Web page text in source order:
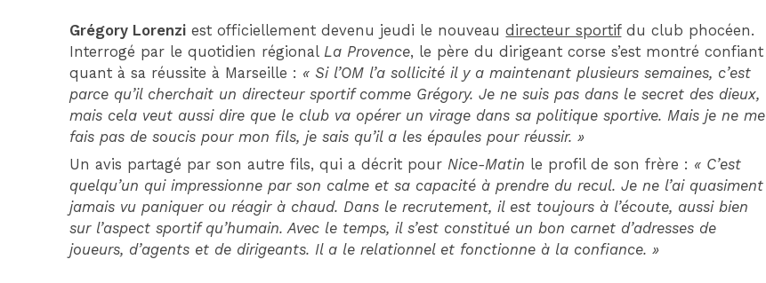
Grégory Lorenzi est officiellement devenu jeudi le nouveaudirecteur sportifdu club phocéen.
Interrogé par le quotidien régional La Provence, le père du dirigeant corse s’est montré confiant
quant à sa réussite à Marseille : « Si l’OM l’a sollicité il y a maintenant plusieurs semaines, c’est
parce qu’il cherchait un directeur sportif comme Grégory. Je ne suis pas dans le secret des dieux,
mais cela veut aussi dire que le club va opérer un virage dans sa politique sportive. Mais je ne me
fais pas de soucis pour mon fils, je sais qu’il a les épaules pour réussir. »
Un avis partagé par son autre fils, qui a décrit pour Nice-Matin le profil de son frère : « C’est
quelqu’un qui impressionne par son calme et sa capacité à prendre du recul. Je ne l’ai quasiment
jamais vu paniquer ou réagir à chaud. Dans le recrutement, il est toujours à l’écoute, aussi bien
sur l’aspect sportif qu’humain. Avec le temps, il s’est constitué un bon carnet d’adresses de
joueurs, d’agents et de dirigeants. Il a le relationnel et fonctionne à la confiance. »